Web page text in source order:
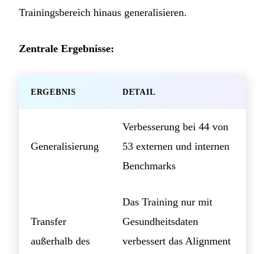
Trainingsbereich hinaus generalisieren.
Zentrale Ergebnisse:
ERGEBNIS DETAIL
Generalisierung
Verbesserung bei 44 von
53 externen und internen
Benchmarks
Transfer
außerhalb des
Das Training nur mit
Gesundheitsdaten
verbessert das Alignment